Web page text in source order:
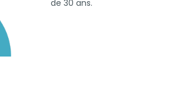
de 30 ans.